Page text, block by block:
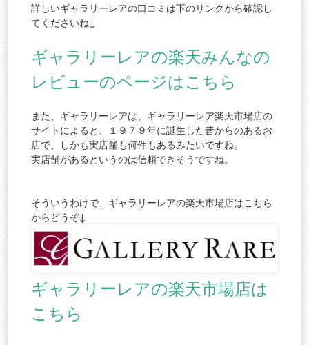
詳しいギャラリーレアの口コミは下のリンクから確認し
てくださいね↓
ギャラリーレアの楽天みんなの
レビューのページはこちら
また、ギャラリーレアは、ギャラリーレア楽天市場店の
サイトによると、１９７９年に誕生した昔からのあるお
店で、しかも実店舗も何件もあるみたいですね。
実店舗があるというのは信頼できそうですね。
そういうわけで、ギャラリーレアの楽天市場店はこちら
からどうぞ↓
ギャラリーレアの楽天市場店は
こちら